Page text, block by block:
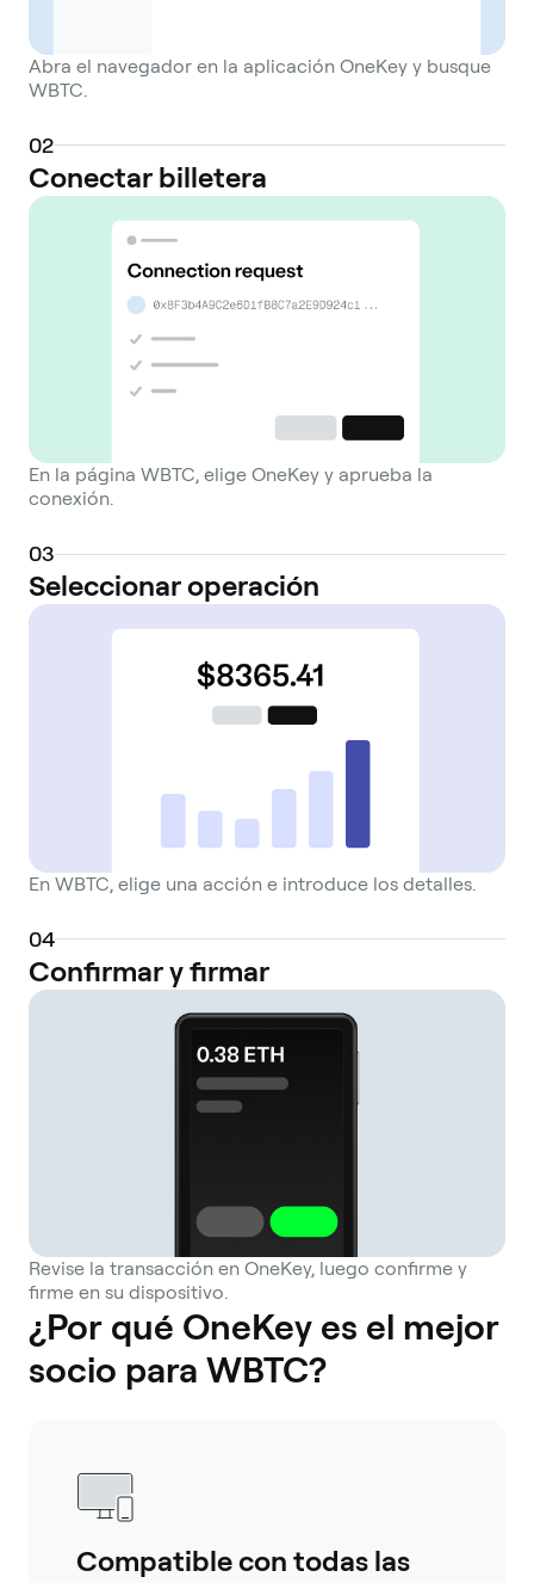
Abra el navegador en la aplicación OneKey y busque
WBTC.
02
Conectar billetera
En la página WBTC, elige OneKey y aprueba la
conexión.
03
Seleccionar operación
En WBTC, elige una acción e introduce los detalles.
04
Confirmar y firmar
Revise la transacción en OneKey, luego confirme y
firme en su dispositivo.
¿Por qué OneKey es el mejor
socio para WBTC?
Compatible con todas las